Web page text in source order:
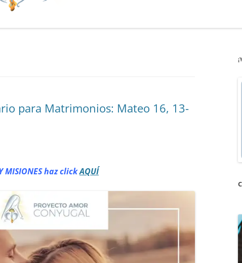
para Matrimonios: Mateo 16, 13-
MISIONES haz clickAQUÍ